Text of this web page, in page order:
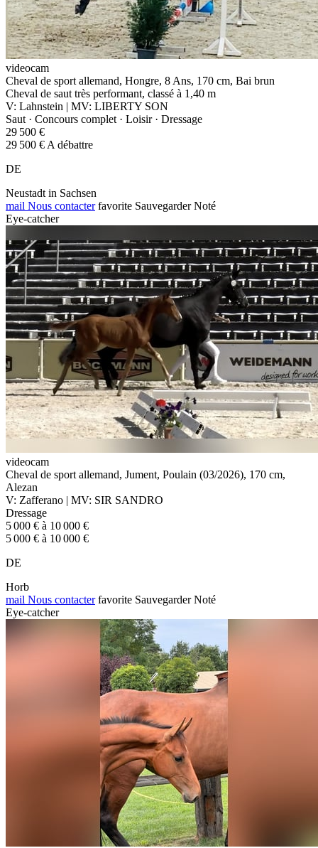
videocam
Cheval de sport allemand, Hongre, 8 Ans, 170 cm, Bai brun
Cheval de saut très performant, classé à 1,40 m
V: Lahnstein | MV: LIBERTY SON
Saut · Concours complet · Loisir · Dressage
29 500 €
29 500 € A débattre
DE
Neustadt in Sachsen
mail Nous contacter favorite Sauvegarder Noté
Eye-catcher
videocam
Cheval de sport allemand, Jument, Poulain (03/2026), 170 cm,
Alezan
V: Zafferano | MV: SIR SANDRO
Dressage
5 000 € à 10 000 €
5 000 € à 10 000 €
DE
Horb
mail Nous contacter favorite Sauvegarder Noté
Eye-catcher